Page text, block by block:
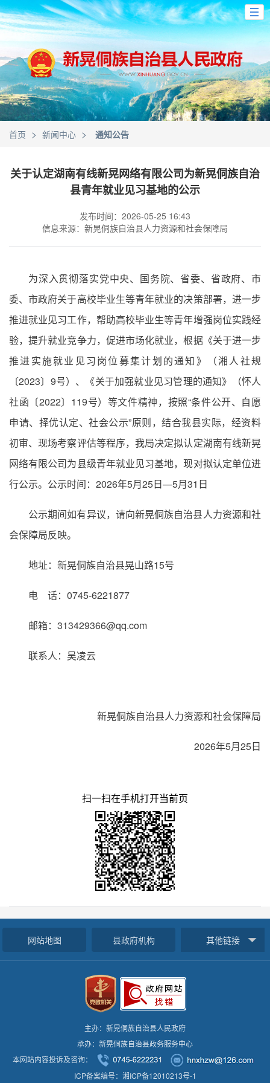
首页 > 新闻中心 > 通知公告
关于认定湖南有线新晃网络有限公司为新晃侗族自治
县青年就业见习基地的公示
发布时间：2026-05-25 16:43
信息来源：新晃侗族自治县人力资源和社会保障局
为深入贯彻落实党中央、国务院、省委、省政府、市
委、市政府关于高校毕业生等青年就业的决策部署，进一步
推进就业见习工作，帮助高校毕业生等青年增强岗位实践经
验，提升就业竞争力，促进市场化就业，根据《关于进一步
推进实施就业见习岗位募集计划的通知》（湘人社规
〔2023〕9号）、《关于加强就业见习管理的通知》（怀人
社函〔2022〕119号）等文件精神，按照“条件公开、自愿
申请、择优认定、社会公示”原则，结合我县实际，经资料
初审、现场考察评估等程序，我局决定拟认定湖南有线新晃
网络有限公司为县级青年就业见习基地，现对拟认定单位进
行公示。公示时间：2026年5月25日—5月31日
公示期间如有异议，请向新晃侗族自治县人力资源和社
会保障局反映。
地址：新晃侗族自治县晃山路15号
电 话：0745-6221877
邮箱：313429366@qq.com
联系人：吴凌云
新晃侗族自治县人力资源和社会保障局
2026年5月25日
扫一扫在手机打开当前页
网站地图 县政府机构 其他链接
主办：新晃侗族自治县人民政府
承办：新晃侗族自治县政务服务中心
本网站内容投诉及咨询：
ICP备案编号：湘ICP备12010213号-1